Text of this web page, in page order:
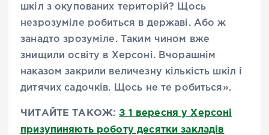
шкіл з окупованих територій? Щось
незрозуміле робиться в державі. Або ж
занадто зрозуміле. Таким чином вже
знищили освіту в Херсоні. Вчорашнім
наказом закрили величезну кількість шкіл і
дитячих садочків. Щось не те робиться».
ЧИТАЙТЕ ТАКОЖ:З 1 вересня у Херсоні
призупиняють роботу десятки закладів